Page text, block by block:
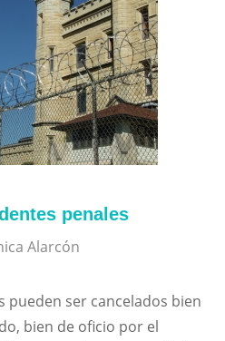
penales
Alarcón
pueden ser cancelados bien
bien de oficio por el